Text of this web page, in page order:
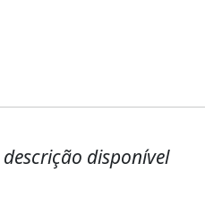
disponível